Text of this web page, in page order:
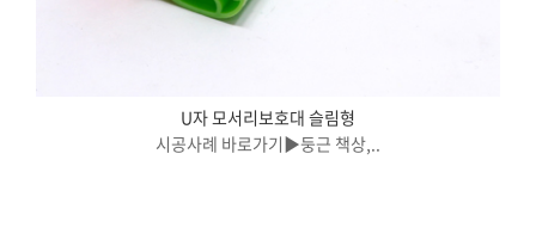
U자 모서리보호대 슬림형
시공사례 바로가기▶둥근 책상,..